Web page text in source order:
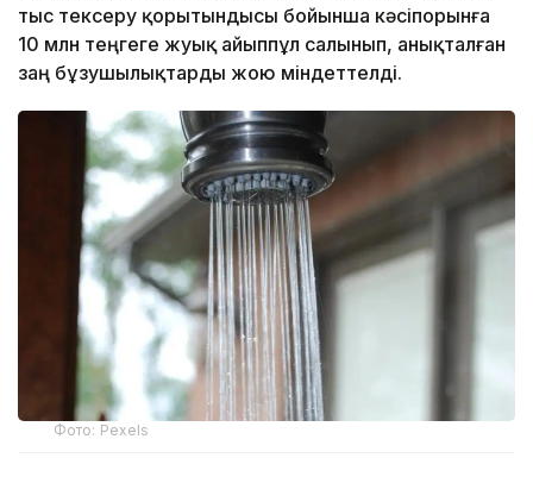
тыс тексеру қорытындысы бойынша кәсіпорынға
10 млн теңгеге жуық айыппұл салынып, анықталған
заң бұзушылықтарды жою міндеттелді.
Фото: Pexels